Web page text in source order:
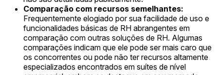
Comparação com recursos semelhantes:
Frequentemente elogiado por sua facilidade de uso e
funcionalidades básicas de RH abrangentes em
comparação com outras soluções de RH. Algumas
comparações indicam que ele pode ser mais caro que
os concorrentes ou pode não ter recursos altamente
especializados encontrados em suítes de nível